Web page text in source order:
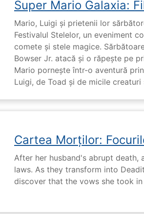
Super Mario Galaxia:
Mario, Luigi și prietenii lor
Festivalul Stelelor, un eveniment
comete și stele magice.
Bowser Jr. atacă și o răpește pe
Mario pornește într-o aventură
Luigi, de Toad și de micile creaturi
Cartea Morților:
After her husband's abrupt death,
laws. As they transform into
discover that the vows she took